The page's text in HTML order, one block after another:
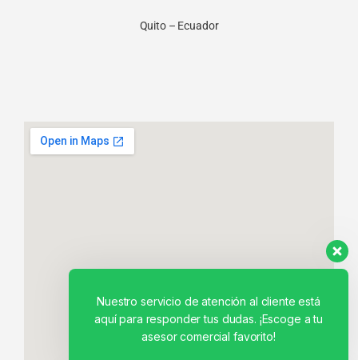
Quito – Ecuador
Nuestro servicio de atención al cliente está
aquí para responder tus dudas. ¡Escoge a tu
asesor comercial favorito!